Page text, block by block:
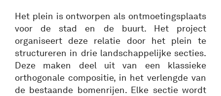
Het plein is ontworpen als ontmoetingsplaats
voor de stad en de buurt. Het project
organiseert deze relatie door het plein te
structureren in drie landschappelijke secties.
Deze maken deel uit van een klassieke
orthogonale compositie, in het verlengde van
de bestaande bomenrijen. Elke sectie wordt